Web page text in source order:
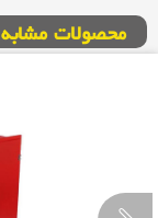
محصولات مشابه